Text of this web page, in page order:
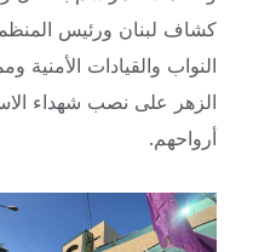
كشاف لبنان ورئيس
النواب والقيادات الأمنية
الزهر على نصب شهداء
أرواحهم.